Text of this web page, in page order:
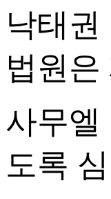
낙태
법원
사무엘
도록